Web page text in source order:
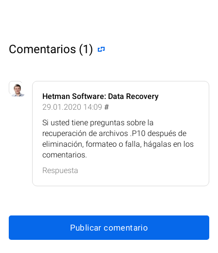
Comentarios (1)
Hetman Software: Data Recovery
29.01.2020 14:09 #
Si usted tiene preguntas sobre la
recuperación de archivos .P10 después de
eliminación, formateo o falla, hágalas en los
comentarios.
Respuesta
Publicar comentario